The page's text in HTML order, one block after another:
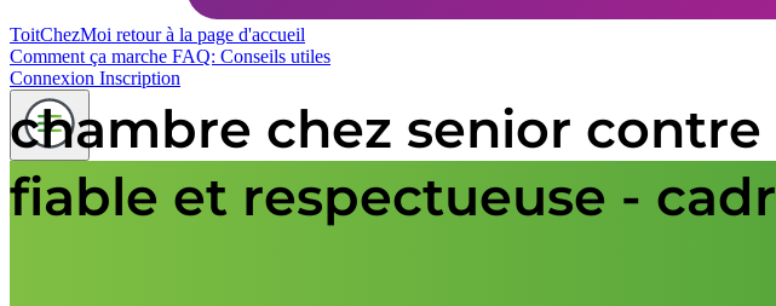
ToitChezMoi retour à la page d'accueil
Comment ça marche FAQ: Conseils utiles
Connexion Inscription
chambre chez senior
fiable et respectueuse -